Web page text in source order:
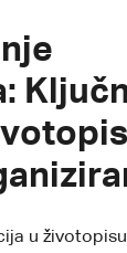
u